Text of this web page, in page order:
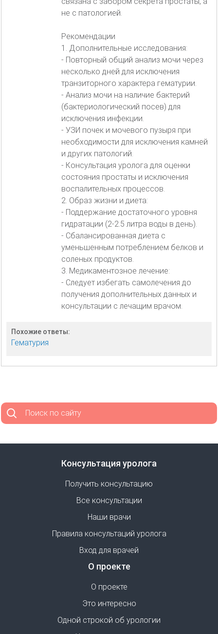
не с патологией.
Рекомендации
1. Дополнительные исследования:
- Повторный общий анализ мочи через
несколько дней для исключения
транзиторного характера гематурии.
- Анализ мочи на наличие бактерий
(бактериологический посев) для
исключения инфекции.
- УЗИ почек и мочевого пузыря при
необходимости для исключения камней
и других патологий.
- Консультация уролога для оценки
состояния простаты и исключения
воспалительных процессов.
2. Образ жизни и диета:
- Поддержание достаточного уровня
гидратации (2-2.5 литра воды в день).
- Сбалансированная диета с
уменьшенным потреблением белков и
соленых продуктов.
3. Медикаментозное лечение:
- Следует избегать самолечения до
получения дополнительных данных и
консультации с лечащим врачом.
Похожие ответы:
Гематурия
Поиск по сайту
Консультация уролога
Получить консультацию
Все консультации
Наши врачи
Правила консультаций уролога
Вход для врачей
О проекте
О проекте
Это интересно
Одной строкой об урологии